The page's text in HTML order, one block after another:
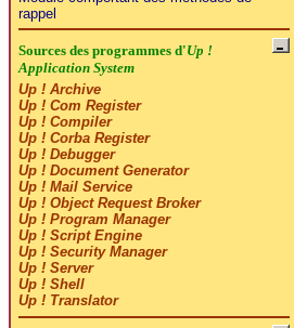
rappel
Sources des programmes d'Up !
Application System
Up ! Archive
Up ! Com Register
Up ! Compiler
Up ! Corba Register
Up ! Debugger
Up ! Document Generator
Up ! Mail Service
Up ! Object Request Broker
Up ! Program Manager
Up ! Script Engine
Up ! Security Manager
Up ! Server
Up ! Shell
Up ! Translator